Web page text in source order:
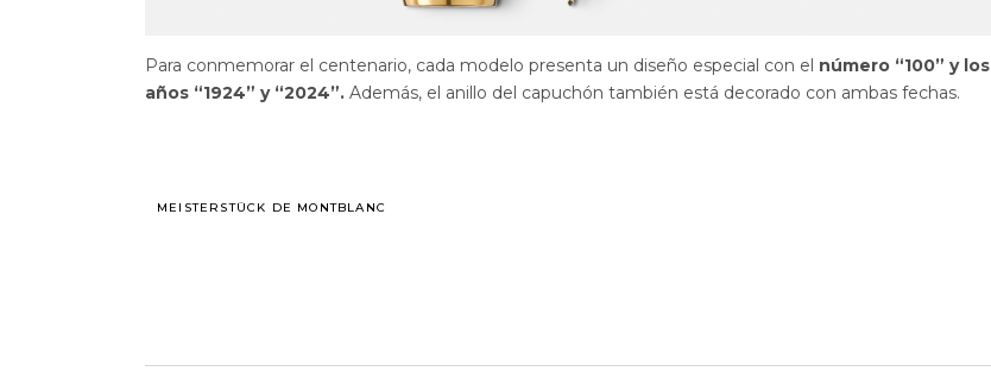
Para conmemorar el centenario, cada modelo presenta un diseño especial con el número “100” y los
años “1924” y “2024”. Además, el anillo del capuchón también está decorado con ambas fechas.
MEISTERSTÜCK DE MONTBLANC